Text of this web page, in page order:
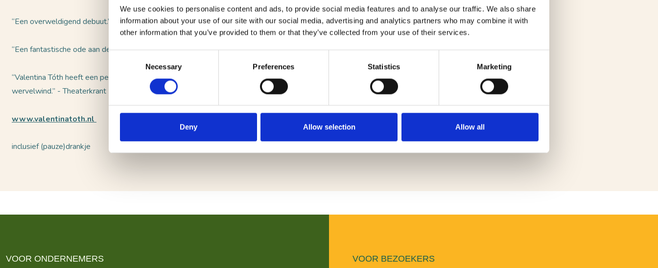
We use cookies to personalise content and ads, to provide social media features and to analyse our traffic. We also share
information about your use of our site with our social media, advertising and analytics partners who may combine it with
other information that you’ve provided to them or that they’ve collected from your use of their services.
Necessary Preferences Statistics Marketing
Deny Allow selection Allow all
“Een overweldigend debuut.” - NRC ★★★★★
“Een fantastische ode aan de hysterische vrouw.” - Trouw ★★★★★
“Valentina Tóth heeft een perfect debuutprogramma afgeleverd, een frisse wind in kleinkunstland, een
wervelwind.” - Theaterkrant
www.valentinatoth.nl
inclusief (pauze)drankje
VOOR ONDERNEMERS VOOR BEZOEKERS